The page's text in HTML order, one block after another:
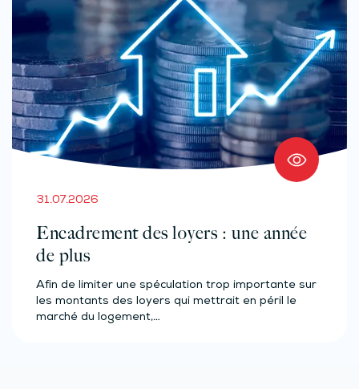
31.07.2026
Encadrement des loyers : une année
de plus
Afin de limiter une spéculation trop importante sur
les montants des loyers qui mettrait en péril le
marché du logement,…